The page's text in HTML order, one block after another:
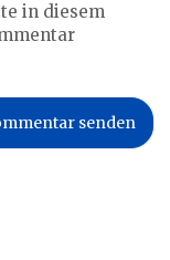
in diesem